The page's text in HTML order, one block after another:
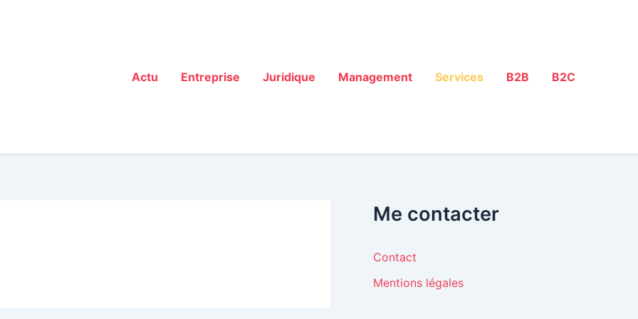
Actu Entreprise Juridique Management Services B2B B2C
Me contacter
Contact
Mentions légales